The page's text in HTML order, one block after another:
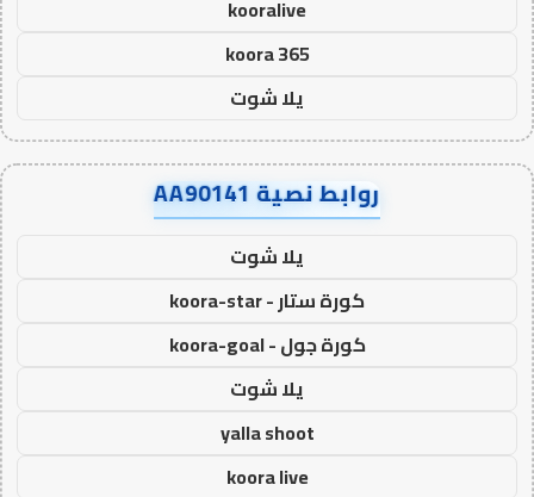
kooralive
koora 365
يلا شوت
روابط نصية AA90141
يلا شوت
كورة ستار - koora-star
كورة جول - koora-goal
يلا شوت
yalla shoot
koora live